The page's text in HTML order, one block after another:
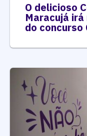
O delicioso
Maracujá
do concurso